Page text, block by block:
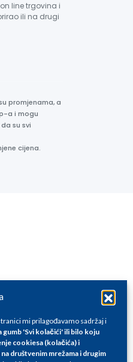
mi prilagođavamo sadržaj i
gumb 'Svi kolačići' ili bilo koju
cookiesa (kolačića) i
društvenim mrežama i drugim
line trgovina i
ili na drugi
promjenama, a
a i mogu
su svi
cijena.